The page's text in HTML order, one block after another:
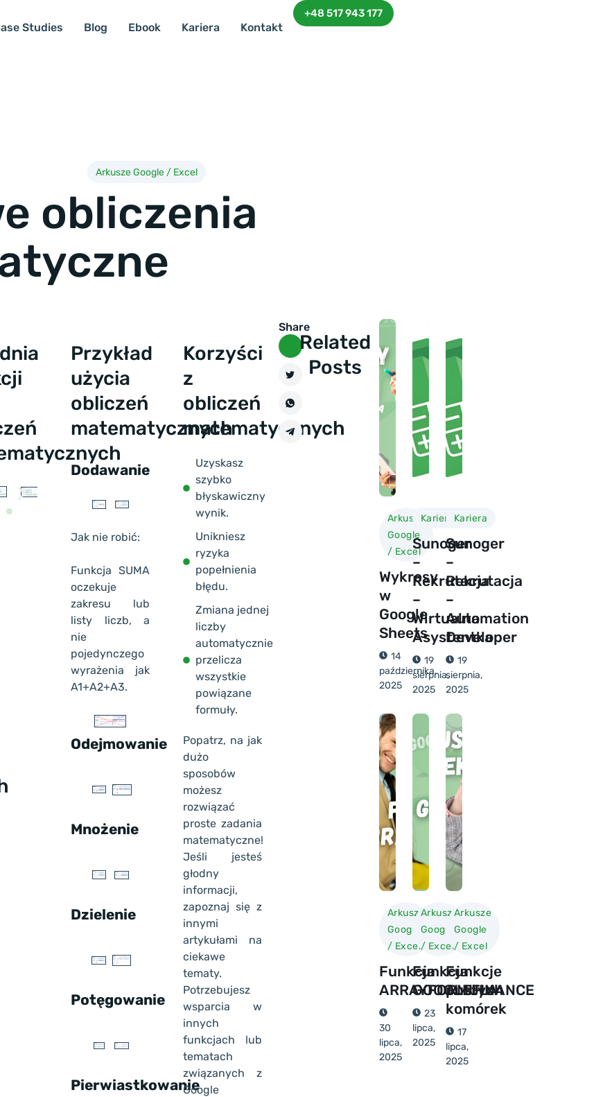
Studies Blog Ebook Kariera Kontakt
+48 517 943 177
Arkusze Google / Excel
obliczenia
Przykład
użycia
obliczeń
matematycznych
Dodawanie
Jak nie robić:
Funkcja SUMA
oczekuje
zakresu lub
listy liczb, a
nie
pojedynczego
wyrażenia jak
A1+A2+A3.
Odejmowanie
Mnożenie
Dzielenie
Potęgowanie
Pierwiastkowanie
Korzyści
z
obliczeń
matematycznych
Uzyskasz
szybko
błyskawiczny
wynik.
Unikniesz
ryzyka
popełnienia
błędu.
Zmiana jednej
liczby
automatycznie
przelicza
wszystkie
powiązane
formuły.
Popatrz, na jak
dużo
sposobów
możesz
rozwiązać
proste zadania
matematyczne!
Jeśli jesteś
głodny
informacji,
zapoznaj się z
innymi
artykułami na
ciekawe
tematy.
Potrzebujesz
wsparcia w
innych
funkcjach lub
tematach
związanych z
Google
Share
Related
Posts
Arkusze
Google
/ Excel
Wykresy
w
Google
Sheets
14
października,
2025
Kariera
Sunoger
–
Rekrutacja
–
Wirtualna
Asystentka
19
sierpnia,
2025
Kariera
Sunoger
–
Rekrutacja
–
Automation
Developer
19
sierpnia,
2025
Arkusze
Google
/ Excel
Funkcja
ARRAYFORMULA
30
lipca,
2025
Arkusze
Google
/ Excel
Funkcja
GOOGLEFINANCE
23
lipca,
2025
Arkusze
Google
/ Excel
Funkcje
pustych
komórek
17
lipca,
2025